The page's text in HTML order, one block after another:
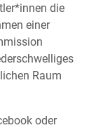
die
einer
Raum
oder